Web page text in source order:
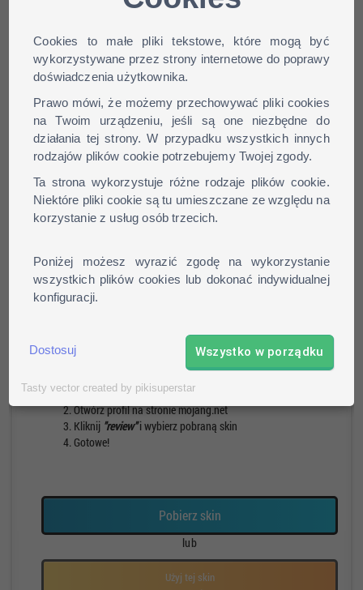
Cookies to małe pliki tekstowe, które mogą być
wykorzystywane przez strony internetowe do poprawy
doświadczenia użytkownika.
Prawo mówi, że możemy przechowywać pliki cookies
na Twoim urządzeniu, jeśli są one niezbędne do
działania tej strony. W przypadku wszystkich innych
rodzajów plików cookie potrzebujemy Twojej zgody.
Ta strona wykorzystuje różne rodzaje plików cookie.
Niektóre pliki cookie są tu umieszczane ze względu na
korzystanie z usług osób trzecich.
Poniżej możesz wyrazić zgodę na wykorzystanie
wszystkich plików cookies lub dokonać indywidualnej
konfiguracji.
Dostosuj Wszystko w porządku
Tasty vector created by pikisuperstar
Jak zainstalować skin?
Pobierz skin
Otwórz profil na stronie mojang.net
Kliknij "review"i wybierz pobraną skin
Gotowe!
Pobierz skin
lub
Użyj tej skin